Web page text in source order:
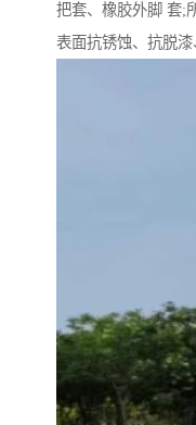
把套、橡胶外脚 套;
表面抗锈蚀、抗脱漆